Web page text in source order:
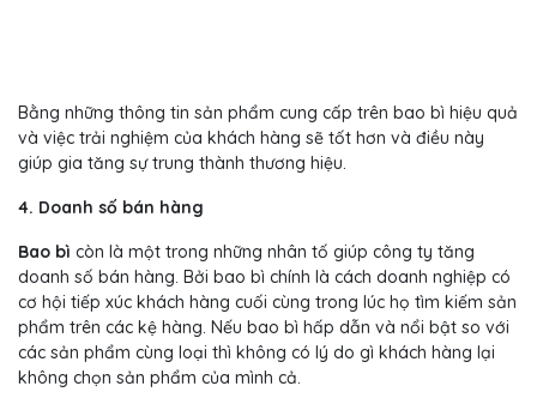
Bằng những thông tin sản phẩm cung cấp trên bao bì hiệu quả
và việc trải nghiệm của khách hàng sẽ tốt hơn và điều này
giúp gia tăng sự trung thành thương hiệu.
4. Doanh số bán hàng
Bao bì còn là một trong những nhân tố giúp công ty tăng
doanh số bán hàng. Bởi bao bì chính là cách doanh nghiệp có
cơ hội tiếp xúc khách hàng cuối cùng trong lúc họ tìm kiếm sản
phẩm trên các kệ hàng. Nếu bao bì hấp dẫn và nổi bật so với
các sản phẩm cùng loại thì không có lý do gì khách hàng lại
không chọn sản phẩm của mình cả.